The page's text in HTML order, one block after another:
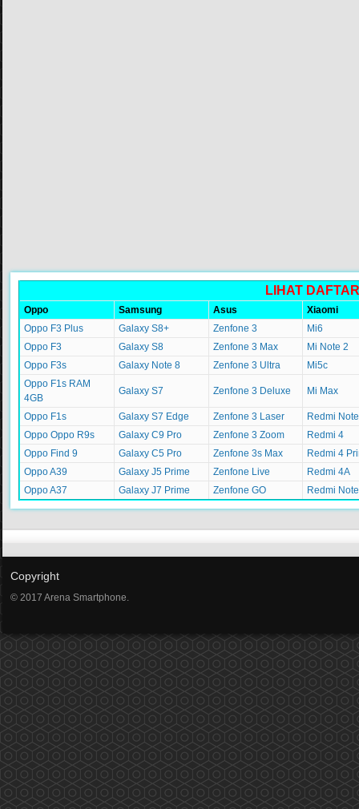
LIHAT
Oppo Samsung Asus
Xiaomi
Oppo F3 Plus
Galaxy S8+ Zenfone 3
Mi6
Oppo F3
Galaxy S8 Zenfone 3 Max
Mi Note 2
Oppo F3s
Galaxy Note 8 Zenfone 3 Ultra
Mi5c
Oppo F1s RAM
4GB
Galaxy S7 Zenfone 3 Deluxe Mi Max
Oppo F1s Galaxy S7 Edge Zenfone 3 Laser
Redmi
Oppo Oppo R9s
Galaxy C9 Pro Zenfone 3 Zoom
Redmi 4
Oppo Find 9
Galaxy C5 Pro Zenfone 3s Max
Redmi 4
Oppo A39
Galaxy J5 Prime Zenfone Live
Redmi 4A
Oppo A37
Galaxy J7 Prime Zenfone GO Redmi
Copyright
© 2017 Arena Smartphone.